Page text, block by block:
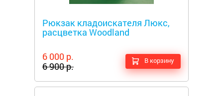
Рюкзак кладоискателя Люкс,
расцветка Woodland
6 000 р.
6 900 р.
В корзину